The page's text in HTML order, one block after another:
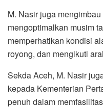
M. Nasir juga
mengoptimalkan musim
memperhatikan kondisi
royong, dan mengikuti
Sekda Aceh, M. Nasir
kepada Kementerian
penuh dalam